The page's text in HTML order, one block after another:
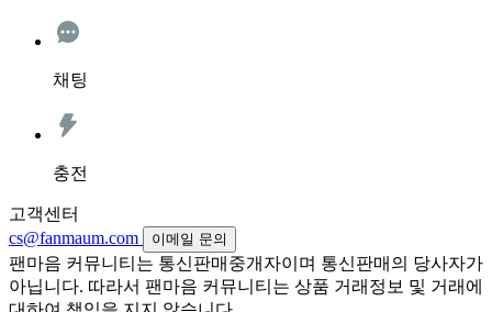
채팅
충전
고객센터
cs@fanmaum.com
이메일 문의
팬마음 커뮤니티는 통신판매중개자이며 통신판매의 당사자가
아닙니다. 따라서 팬마음 커뮤니티는 상품 거래정보 및 거래에